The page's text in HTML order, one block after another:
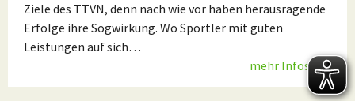
Ziele des TTVN, denn nach wie vor haben herausragende
Erfolge ihre Sogwirkung. Wo Sportler mit guten
Leistungen auf sich…
mehr Infos